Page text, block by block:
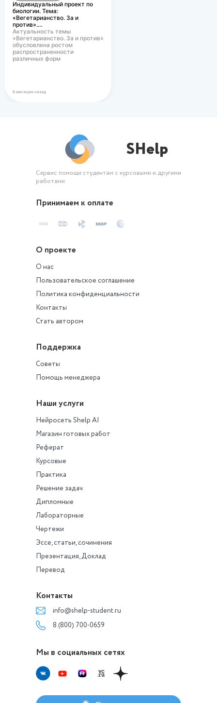
Индивидуальный проект по
биологии. Тема:
«Вегетарианство. За и
против».…
Актуальность темы
«Вегетарианство. За и против»
обусловлена ростом
распространенности
различных форм
6 месяцев назад
SHelp
Сервис помощи студентам с курсовыми и другими
работами
Принимаем к оплате
О проекте
О нас
Пользовательское соглашение
Политика конфиденциальности
Контакты
Стать автором
Поддержка
Советы
Помощь менеджера
Наши услуги
Нейросеть Shelp AI
Магазин готовых работ
Реферат
Курсовые
Практика
Решение задач
Дипломные
Лабораторные
Чертежи
Эссе, статьи, сочинения
Презентация, Доклад
Перевод
Контакты
info@shelp-student.ru
8 (800) 700-0659
Мы в социальных сетях